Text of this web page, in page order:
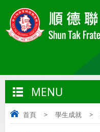
MENU
首頁 > 學生成就 >